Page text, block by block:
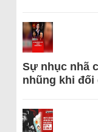
Sự nhục nhã
nhũng khi đối